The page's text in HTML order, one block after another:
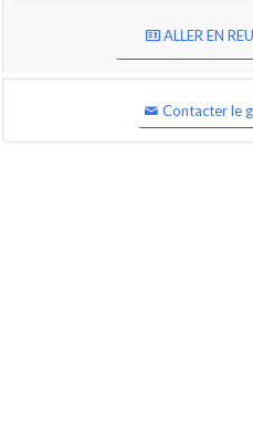
ALLER EN
Contacter le